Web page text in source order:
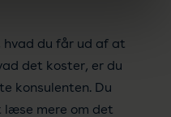
hvad du får ud af at
det koster, er du
konsulenten. Du
læse mere om det